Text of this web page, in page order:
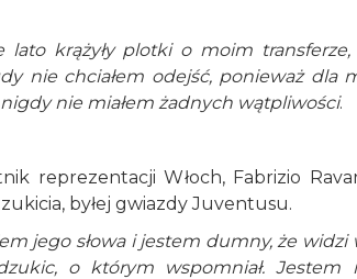
lato krążyły plotki o moim
nie chciałem odejść, ponieważ dla
nie miałem żadnych wątpliwości.
reprezentacji Włoch, Fabrizio
byłej gwiazdy Juventusu.
jego słowa i jestem dumny, że
o którym wspomniał.